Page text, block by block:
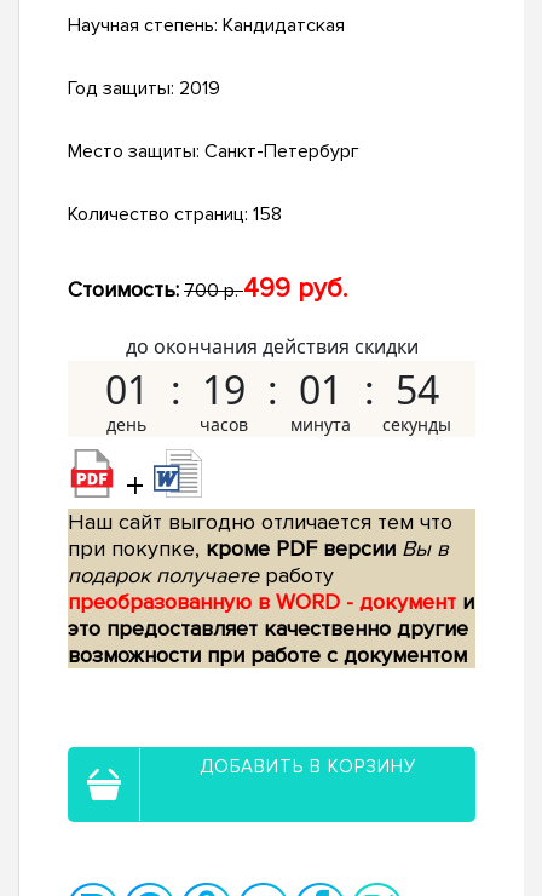
Научная степень: Кандидатская
Год защиты: 2019
Место защиты: Санкт-Петербург
Количество страниц: 158
Стоимость: 700 р.499 руб.
до окончания действия скидки
01 19 01 53
+
Наш сайт выгодно отличается тем что
при покупке, кроме PDF версии Вы в
подарок получаетеработу
преобразованную в WORD - документ и
это предоставляет качественно другие
возможности при работе с документом
ДОБАВИТЬ В КОРЗИНУ